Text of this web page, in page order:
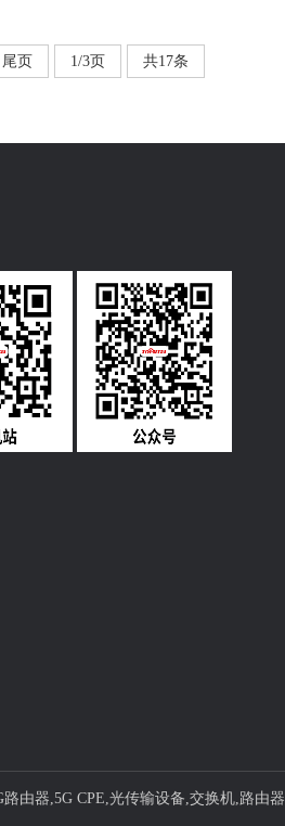
尾页 1/3页 共17条
路由器,5G CPE,光传输设备,交换机,路由器